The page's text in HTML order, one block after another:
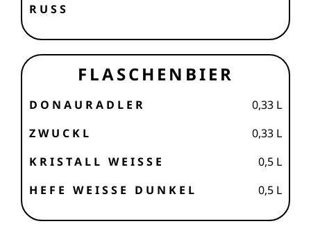
RUSS
FLASCHENBIER
DONAURADLER 0,33 L
ZWUCKL
0,33 L
KRISTALL WEISSE
0,5 L
HEFE WEISSE DUNKEL
0,5 L